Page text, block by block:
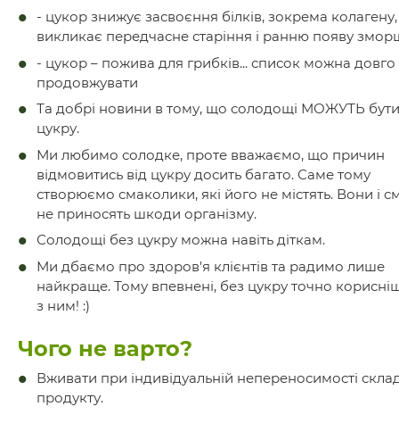
- цукор знижує засвоєння білків, зокрема
викликає передчасне старіння і ранню появу
- цукор – пожива для грибків... список можна довго
продовжувати
Та добрі новини в тому, що солодощі МОЖУТЬ
цукру.
Ми любимо солодке, проте вважаємо, що причин
відмовитись від цукру досить багато. Саме тому
створюємо смаколики, які його не містять. Вони і
не приносять шкоди організму.
Солодощі без цукру можна навіть діткам.
Ми дбаємо про здоров'я клієнтів та радимо лише
найкраще. Тому впевнені, без цукру точно
з ним! :)
Чого не варто?
Вживати при індивідуальній непереносимості
продукту.